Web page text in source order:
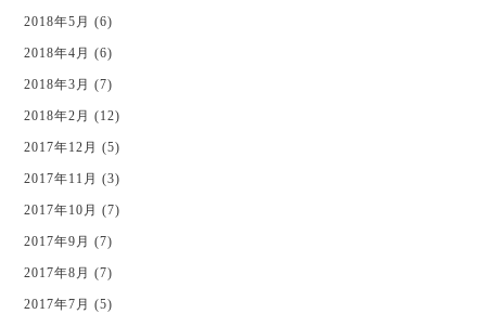
2018年5月 (6)
2018年4月 (6)
2018年3月 (7)
2018年2月 (12)
2017年12月 (5)
2017年11月 (3)
2017年10月 (7)
2017年9月 (7)
2017年8月 (7)
2017年7月 (5)